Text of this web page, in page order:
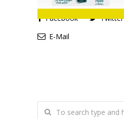
Facebook Twitter
E-Mail